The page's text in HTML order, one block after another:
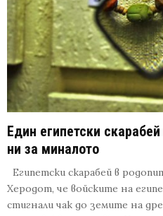
Един египетски
ни за миналото
Египетски скарабей в
Херодот, че войските на
стигнали чак до земите на